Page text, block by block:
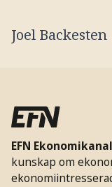
Joel Backesten
EFN
kunskap om